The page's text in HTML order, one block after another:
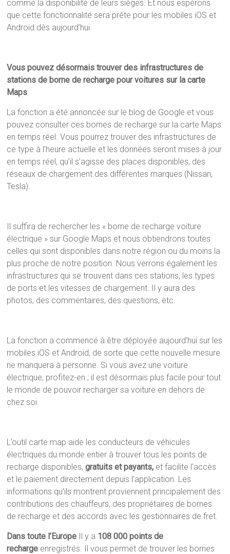
comme la disponibilité de leurs sièges. Et nous espérons
que cette fonctionnalité sera prête pour les mobiles iOS et
Android dès aujourd’hui.
Vous pouvez désormais trouver des infrastructures de
stations de borne de recharge pour voitures sur la carte
Maps
La fonction a été annoncée sur le blog de Google et vous
pouvez consulter ces bornes de recharge sur la carte Maps
en temps réel. Vous pourrez trouver des infrastructures de
ce type à l’heure actuelle et les données seront mises à jour
en temps réel, qu’il s’agisse des places disponibles, des
réseaux de chargement des différentes marques (Nissan,
Tesla).
Il suffira de rechercher les « borne de recharge voiture
électrique » sur Google Maps et nous obtiendrons toutes
celles qui sont disponibles dans notre région ou du moins la
plus proche de notre position. Nous verrons également les
infrastructures qui se trouvent dans ces stations, les types
de ports et les vitesses de chargement. Il y aura des
photos, des commentaires, des questions, etc.
La fonction a commencé à être déployée aujourd’hui sur les
mobiles iOS et Android, de sorte que cette nouvelle mesure
ne manquera à personne. Si vous avez une voiture
électrique, profitez-en ; il est désormais plus facile pour tout
le monde de pouvoir recharger sa voiture en dehors de
chez soi.
L’outil carte map aide les conducteurs de véhicules
électriques du monde entier à trouver tous les points de
recharge disponibles,gratuits et payants, et facilite l’accès
et le paiement directement depuis l’application. Les
informations qu’ils montrent proviennent principalement des
contributions des chauffeurs, des propriétaires de bornes
de recharge et des accords avec les gestionnaires de fret.
Dans toute l’Europe Il y a 108 000 points de
recharge enregistrés. Il vous permet de trouver les bornes